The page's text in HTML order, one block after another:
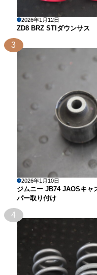
2026年1月12日
ZD8 BRZ STIダウンサス
3
2026年1月10日
ジムニー JB74 JAOSキャ
パー取り付け
4